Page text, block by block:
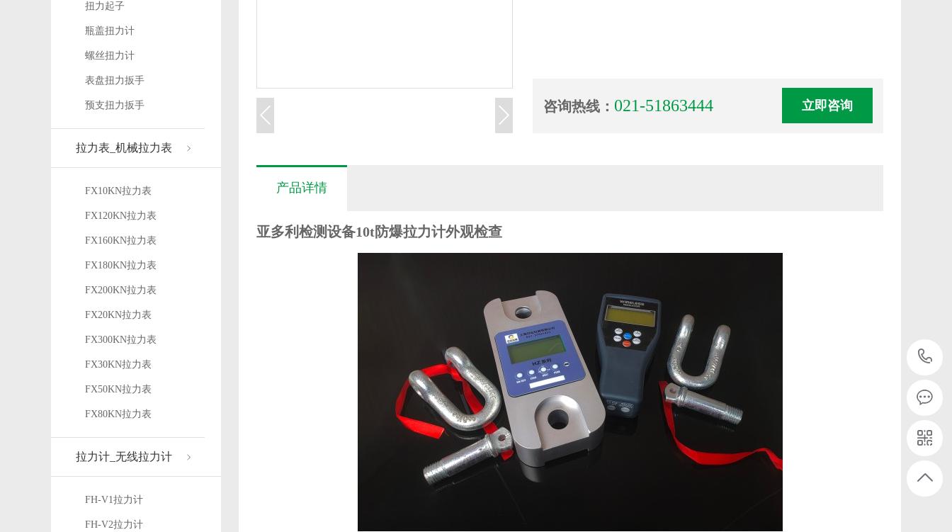
扭力起子
瓶盖扭力计
螺丝扭力计
表盘扭力扳手
预支扭力扳手
拉力表_机械拉力表
FX10KN拉力表
FX120KN拉力表
FX160KN拉力表
FX180KN拉力表
FX200KN拉力表
FX20KN拉力表
FX300KN拉力表
FX30KN拉力表
FX50KN拉力表
FX80KN拉力表
拉力计_无线拉力计
FH-V1拉力计
FH-V2拉力计
咨询热线： 021-51863444 立即咨询
产品详情
亚多利检测设备10t防爆拉力计外观检查